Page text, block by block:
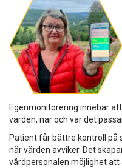
Egenmonitorering innebär
värden, när och var det
Patient får bättre kontroll på
när värden avviker. Det
vårdpersonalen möjlighet att